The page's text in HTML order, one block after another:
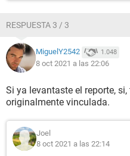
RESPUESTA 3 / 3
MiguelY2542 1.048
8 oct 2021 a las 22:06
Si ya levantaste el reporte,
originalmente vinculada.
Joel
8 oct 2021 a las 22:14